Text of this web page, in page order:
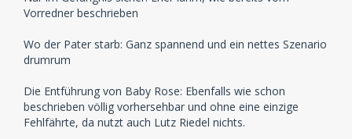
Vorredner beschrieben
Wo der Pater starb: Ganz spannend und ein nettes Szenario
drumrum
Die Entführung von Baby Rose: Ebenfalls wie schon
beschrieben völlig vorhersehbar und ohne eine einzige
Fehlfährte, da nutzt auch Lutz Riedel nichts.